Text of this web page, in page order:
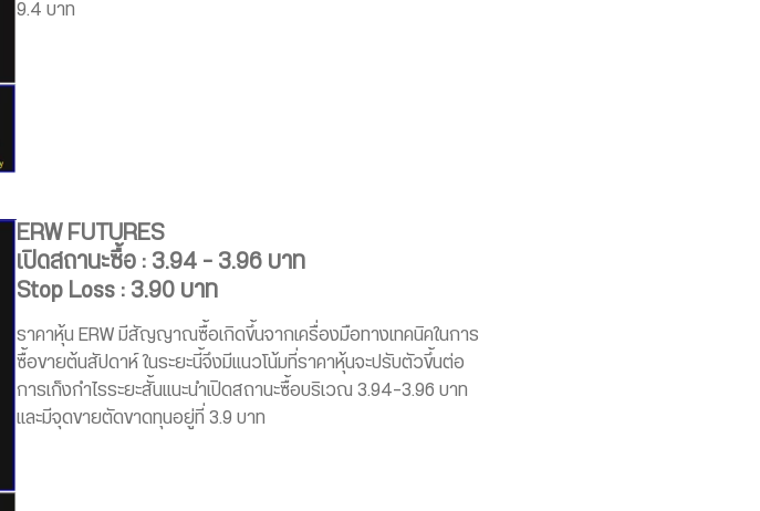
9.4 บาท
ERW FUTURES
เปิดสถานะซื้อ : 3.94 – 3.96 บาท
Stop Loss : 3.90 บาท
ราคาหุ้น ERW มีสัญญาณซื้อเกิดขึ้นจากเครื่องมือทางเทคนิคในการ
ซื้อขายต้นสัปดาห์ ในระยะนี้จึงมีแนวโน้มที่ราคาหุ้นจะปรับตัวขึ้นต่อ
การเก็งกำไรระยะสั้นแนะนำเปิดสถานะซื้อบริเวณ 3.94-3.96 บาท
และมีจุดขายตัดขาดทุนอยู่ที่ 3.9 บาท